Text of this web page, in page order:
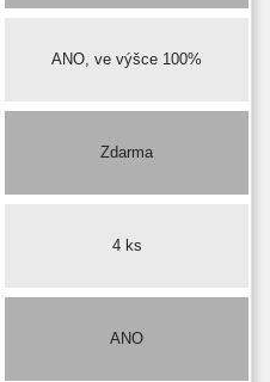
ANO, ve výšce 100%
Zdarma
4 ks
ANO